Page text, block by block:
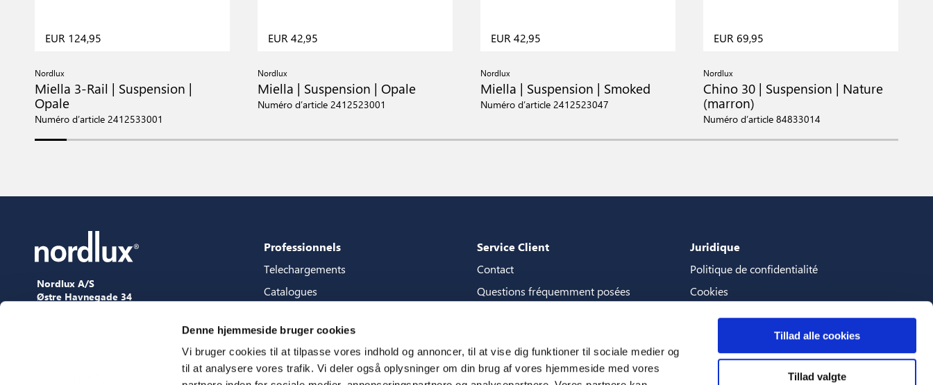
Denne hjemmeside bruger cookies
Vi bruger cookies til at tilpasse vores indhold og annoncer, til at vise dig funktioner til sociale medier og
til at analysere vores trafik. Vi deler også oplysninger om din brug af vores hjemmeside med vores
Tillad alle cookies
Tillad valgte
EUR 124,95
Nordlux
Miella 3-Rail | Suspension |
Opale
Numéro d’article 2412533001
EUR 42,95
Nordlux
Miella | Suspension | Opale
Numéro d’article 2412523001
EUR 42,95
Nordlux
Miella | Suspension | Smoked
Numéro d’article 2412523047
EUR 69,95
Nordlux
Chino 30 | Suspension | Nature
(marron)
Numéro d’article 84833014
Nordlux A/S
Østre Havnegade 34
Professionnels
Telechargements
Catalogues
Guide de la boutique de contenu
Fichiers 3D
Presse
Service Client
Contact
Questions fréquemment posées
CSR
Juridique
Politique de confidentialité
Cookies